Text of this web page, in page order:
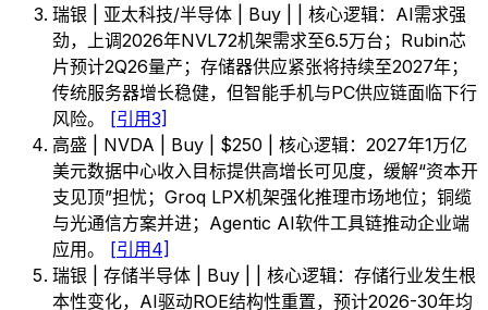
瑞银 | 亚太科技/半导体 | Buy | | 核心逻辑：AI需求强
劲，上调2026年NVL72机架需求至6.5万台；Rubin芯
片预计2Q26量产；存储器供应紧张将持续至2027年；
传统服务器增长稳健，但智能手机与PC供应链面临下行
风险。 [引用3]
高盛 | NVDA | Buy | $250 | 核心逻辑：2027年1万亿
美元数据中心收入目标提供高增长可见度，缓解“资本开
支见顶”担忧；Groq LPX机架强化推理市场地位；铜缆
与光通信方案并进；Agentic AI软件工具链推动企业端
应用。 [引用4]
瑞银 | 存储半导体 | Buy | | 核心逻辑：存储行业发生根
本性变化，AI驱动ROE结构性重置，预计2026-30年均